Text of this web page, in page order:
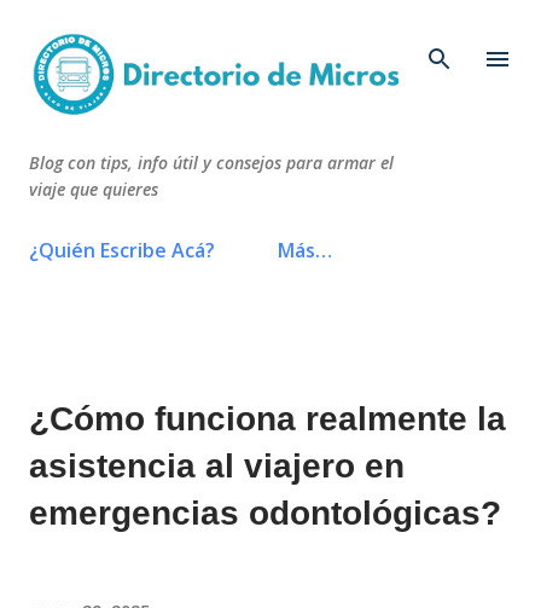
Blog con tips, info útil y consejos para armar el
viaje que quieres
¿Quién Escribe Acá? Más…
¿Cómo funciona realmente la
asistencia al viajero en
emergencias odontológicas?